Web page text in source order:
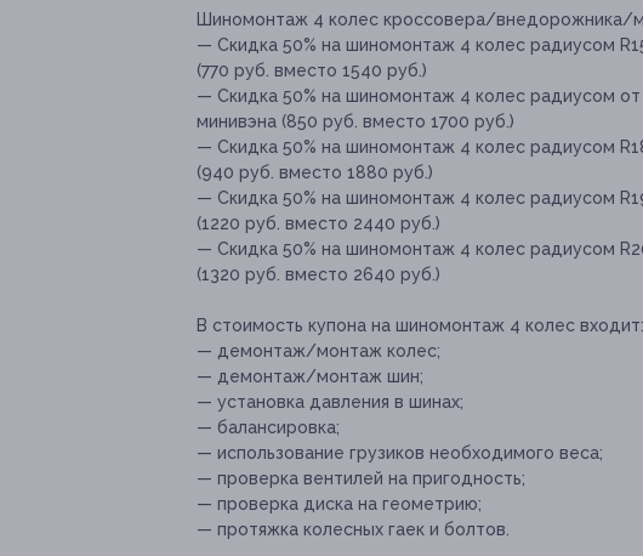
Шиномонтаж 4 колес кроссовера/внедорожника/
— Скидка 50% на шиномонтаж 4 колес радиусом
(770 руб. вместо 1540 руб.)
— Скидка 50% на шиномонтаж 4 колес радиусом
минивэна (850 руб. вместо 1700 руб.)
— Скидка 50% на шиномонтаж 4 колес радиусом
(940 руб. вместо 1880 руб.)
— Скидка 50% на шиномонтаж 4 колес радиусом
(1220 руб. вместо 2440 руб.)
— Скидка 50% на шиномонтаж 4 колес радиусом
(1320 руб. вместо 2640 руб.)
В стоимость купона на шиномонтаж 4 колес входит:
— демонтаж/монтаж колес;
— демонтаж/монтаж шин;
— установка давления в шинах;
— балансировка;
— использование грузиков необходимого веса;
— проверка вентилей на пригодность;
— проверка диска на геометрию;
— протяжка колесных гаек и болтов.